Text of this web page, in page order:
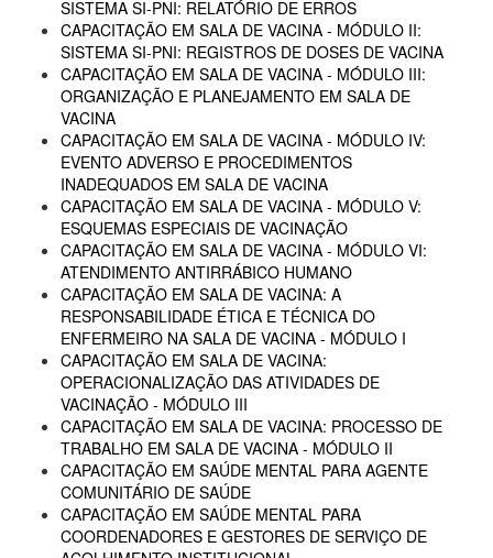
SISTEMA SI-PNI: RELATÓRIO DE ERROS
CAPACITAÇÃO EM SALA DE VACINA - MÓDULO II:
SISTEMA SI-PNI: REGISTROS DE DOSES DE VACINA
CAPACITAÇÃO EM SALA DE VACINA - MÓDULO III:
ORGANIZAÇÃO E PLANEJAMENTO EM SALA DE
VACINA
CAPACITAÇÃO EM SALA DE VACINA - MÓDULO IV:
EVENTO ADVERSO E PROCEDIMENTOS
INADEQUADOS EM SALA DE VACINA
CAPACITAÇÃO EM SALA DE VACINA - MÓDULO V:
ESQUEMAS ESPECIAIS DE VACINAÇÃO
CAPACITAÇÃO EM SALA DE VACINA - MÓDULO VI:
ATENDIMENTO ANTIRRÁBICO HUMANO
CAPACITAÇÃO EM SALA DE VACINA: A
RESPONSABILIDADE ÉTICA E TÉCNICA DO
ENFERMEIRO NA SALA DE VACINA - MÓDULO I
CAPACITAÇÃO EM SALA DE VACINA:
OPERACIONALIZAÇÃO DAS ATIVIDADES DE
VACINAÇÃO - MÓDULO III
CAPACITAÇÃO EM SALA DE VACINA: PROCESSO DE
TRABALHO EM SALA DE VACINA - MÓDULO II
CAPACITAÇÃO EM SAÚDE MENTAL PARA AGENTE
COMUNITÁRIO DE SAÚDE
CAPACITAÇÃO EM SAÚDE MENTAL PARA
COORDENADORES E GESTORES DE SERVIÇO DE